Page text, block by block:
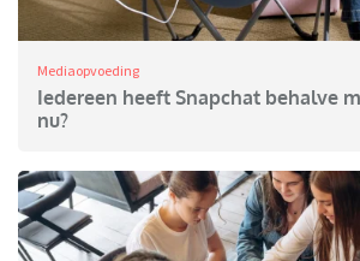
Mediaopvoeding
Iedereen heeft Snapchat behalve
nu?